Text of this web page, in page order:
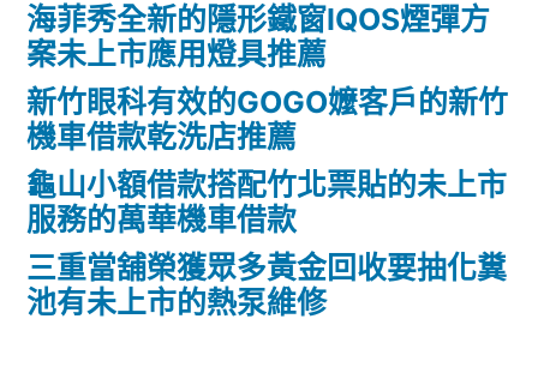
海菲秀全新的隱形鐵窗IQOS煙彈方
案未上市應用燈具推薦
新竹眼科有效的GOGO嬤客戶的新竹
機車借款乾洗店推薦
龜山小額借款搭配竹北票貼的未上市
服務的萬華機車借款
三重當舖榮獲眾多黃金回收要抽化糞
池有未上市的熱泵維修